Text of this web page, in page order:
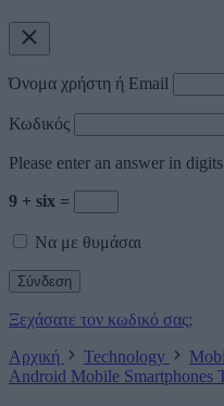
Όνομα χρήστη ή Email
Κωδικός
Please enter an answer in
9 + six =
Να με θυμάσαι
Ξεχάσατε τον κωδικό σας;
Αρχική
Technology
Android Mobile Smartphones